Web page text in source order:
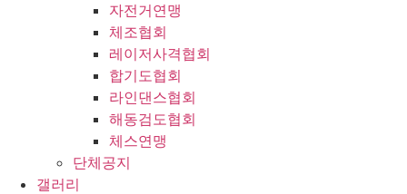
자전거연맹
체조협회
레이저사격협회
합기도협회
라인댄스협회
해동검도협회
체스연맹
단체공지
갤러리